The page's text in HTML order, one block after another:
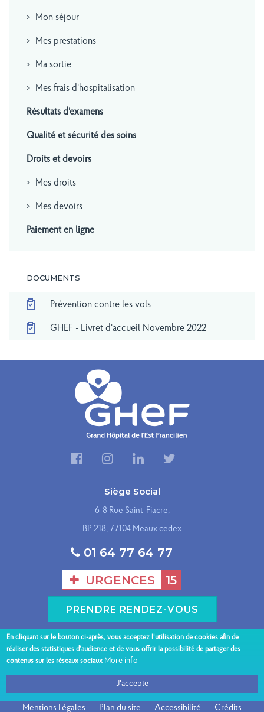
Mon séjour
Mes prestations
Ma sortie
Mes frais d'hospitalisation
Résultats d'examens
Qualité et sécurité des soins
Droits et devoirs
Mes droits
Mes devoirs
Paiement en ligne
DOCUMENTS
Prévention contre les vols
GHEF - Livret d'accueil Novembre 2022
Siège Social
6-8 Rue Saint-Fiacre,
BP 218, 77104 Meaux cedex
01 64 77 64 77
URGENCES
15
PRENDRE RENDEZ-VOUS
Menu
bas
Présentation du GHEF
Espace patient
Nos sites hospitaliers
Mentions Légales Plan du site Accessibilité Crédits
En cliquant sur le bouton ci-après, vous acceptez l'utilisation de cookies afin de
réaliser des statistiques d’audience et de vous offrir la possibilité de partager des
contenus sur les réseaux sociaux More info
J'accepte